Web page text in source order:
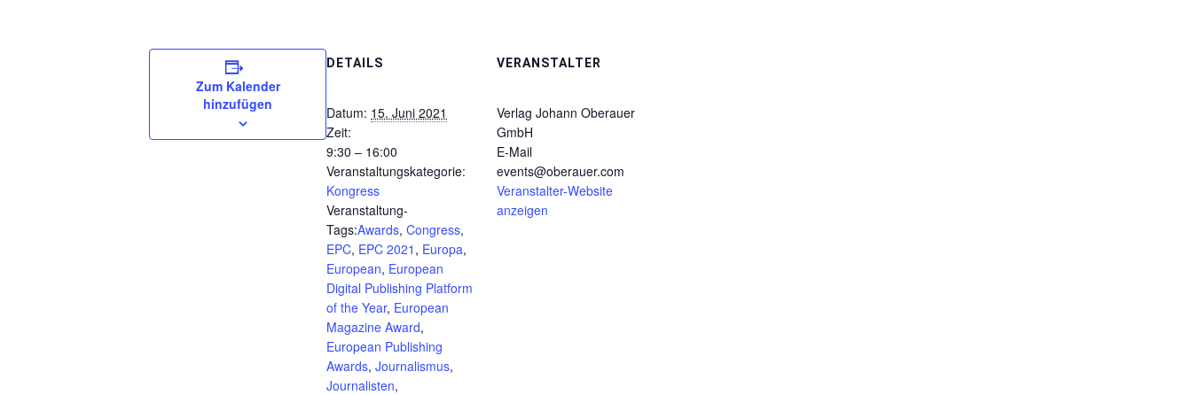
Zum Kalender
hinzufügen
DETAILS
Datum: 15. Juni 2021
Zeit:
9:30 – 16:00
Veranstaltungskategorie:
Kongress
Veranstaltung-
Tags:Awards, Congress,
EPC, EPC 2021 , Europa,
European, European
Digital Publishing Platform
of the Year, European
Magazine Award,
European Publishing
Awards, Journalismus,
Journalisten,
VERANSTALTER
Verlag Johann Oberauer
GmbH
E-Mail
events@oberauer.com
Veranstalter-Website
anzeigen